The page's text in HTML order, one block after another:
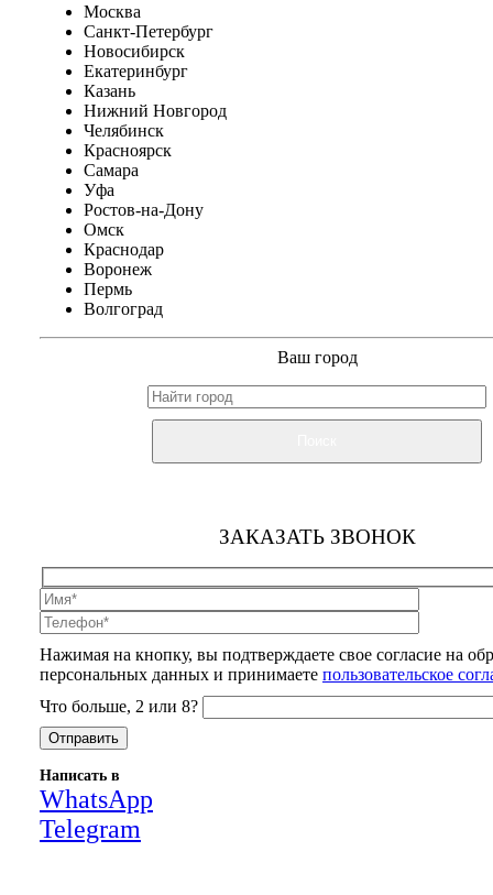
Москва
Санкт-Петербург
Новосибирск
Екатеринбург
Казань
Нижний Новгород
Челябинск
Красноярск
Самара
Уфа
Ростов-на-Дону
Омск
Краснодар
Воронеж
Пермь
Волгоград
Ваш город
ЗАКАЗАТЬ ЗВОНОК
Нажимая на кнопку, вы подтверждаете свое согласие на
персональных данных и принимаете пользовательское
Что больше, 2 или 8?
Написать в
WhatsApp
Telegram